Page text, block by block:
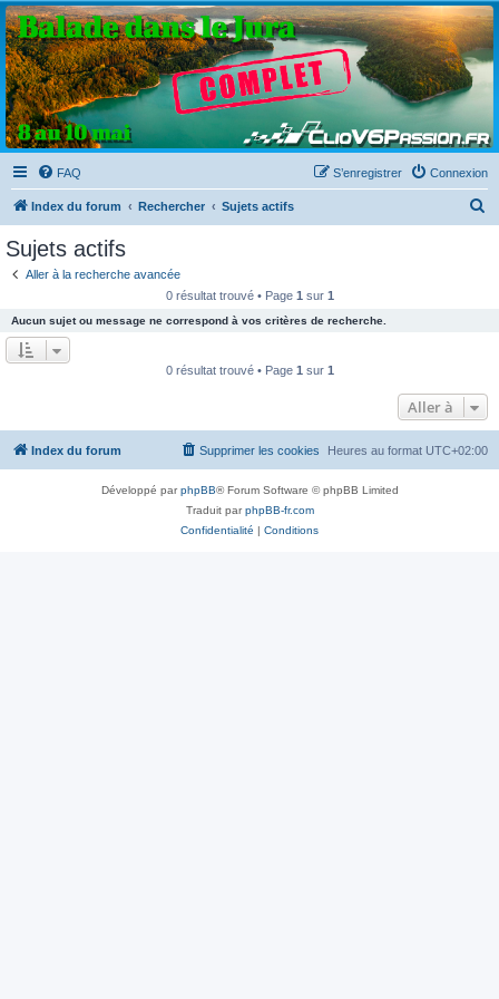
Clio V6 Passion
Le site français des passionnés de Clio V6
FAQ Connexion
S’enregistrer
Index du forum Rechercher Sujets actifs
h
e
r
Sujets actifs
Aller à la recherche avancée
0 résultat trouvé • Page 1 sur 1
Aucun sujet ou message ne correspond à vos critères de recherche.
0 résultat trouvé • Page 1 sur 1
Aller à
Index du forum Heures au format UTC+02:00
Supprimer les cookies
Développé parphpBB® Forum Software © phpBB Limited
Traduit parphpBB-fr.com
Confidentialité | Conditions